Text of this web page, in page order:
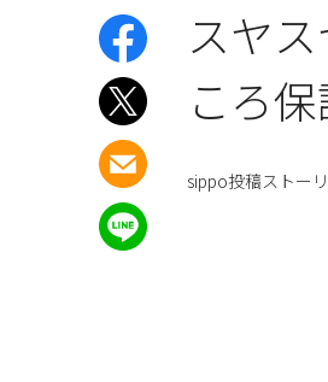
スヤ
ころ
sippo投稿ストー